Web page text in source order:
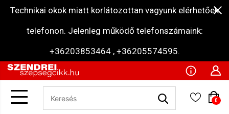
Technikai okok miatt korlátozottan vagyunk elérhetőek
telefonon. Jelenleg működő telefonszámaink:
+36203853464 , +36205574595.
0